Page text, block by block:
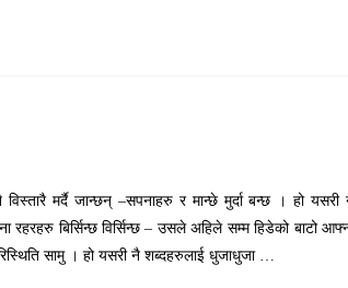
मर्दै जान्छन् –सपनाहरु र मान्छे मुर्दा बन्छ । हो यसरी
रहरहरु बिर्सिन्छ विर्सिन्छ – उसले अहिले सम्म हिडेको बाटो
सामु । हो यसरी नै शब्दहरुलाई धुजाधुजा …